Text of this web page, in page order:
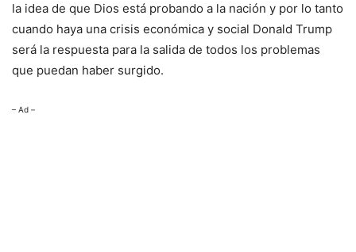
la idea de que Dios está probando a la nación y por lo tanto
cuando haya una crisis económica y social Donald Trump
será la respuesta para la salida de todos los problemas
que puedan haber surgido.
– Ad –